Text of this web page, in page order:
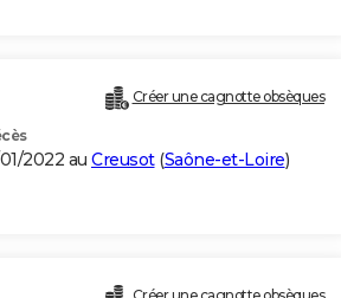
Créer une cagnotte obsèques
01/2022 au Creusot(Saône-et-Loire)